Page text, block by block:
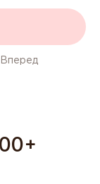
Вперед